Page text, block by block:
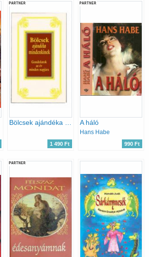
PARTNER
1 490 Ft
PARTNER
A háló
Hans Habe
990 Ft
PARTNER